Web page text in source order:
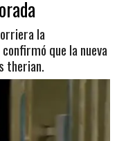
la
que la nueva
therian.